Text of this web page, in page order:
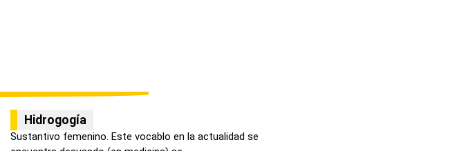
Hidrogogía
Sustantivo femenino. Este vocablo en la actualidad se